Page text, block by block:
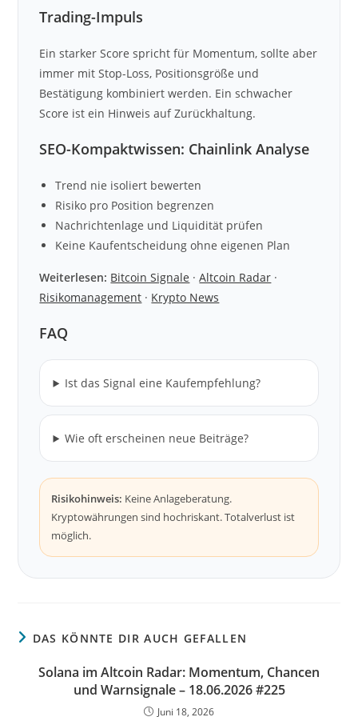
Trading-Impuls
Ein starker Score spricht für Momentum, sollte aber
immer mit Stop-Loss, Positionsgröße und
Bestätigung kombiniert werden. Ein schwacher
Score ist ein Hinweis auf Zurückhaltung.
SEO-Kompaktwissen: Chainlink Analyse
Trend nie isoliert bewerten
Risiko pro Position begrenzen
Nachrichtenlage und Liquidität prüfen
Keine Kaufentscheidung ohne eigenen Plan
Weiterlesen: Bitcoin Signale ·Altcoin Radar ·
Risikomanagement · Krypto News
FAQ
Ist das Signal eine Kaufempfehlung?
Wie oft erscheinen neue Beiträge?
Risikohinweis: Keine Anlageberatung.
Kryptowährungen sind hochriskant. Totalverlust ist
möglich.
DAS KÖNNTE DIR AUCH GEFALLEN
Solana im Altcoin Radar: Momentum, Chancen
und Warnsignale – 18.06.2026 #225
Juni 18, 2026